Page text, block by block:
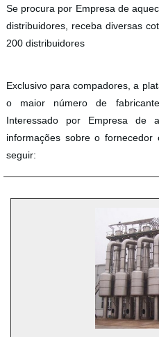
Se procura por Empresa de
distribuidores, receba diversas
200 distribuidores
Exclusivo para compadores, a
o maior número de
Interessado por Empresa de
informações sobre o
seguir: